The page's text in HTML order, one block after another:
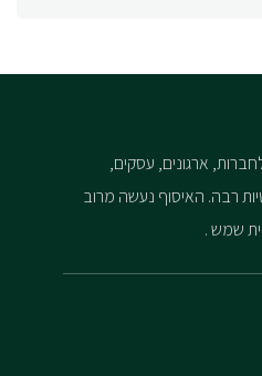
ארגונים, עסקים,
רבה. האיסוף נעשה מרוב
שמש .